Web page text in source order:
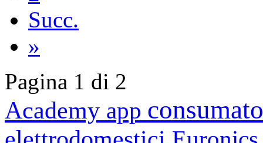
Succ.
»
Pagina 1 di 2
Academy app